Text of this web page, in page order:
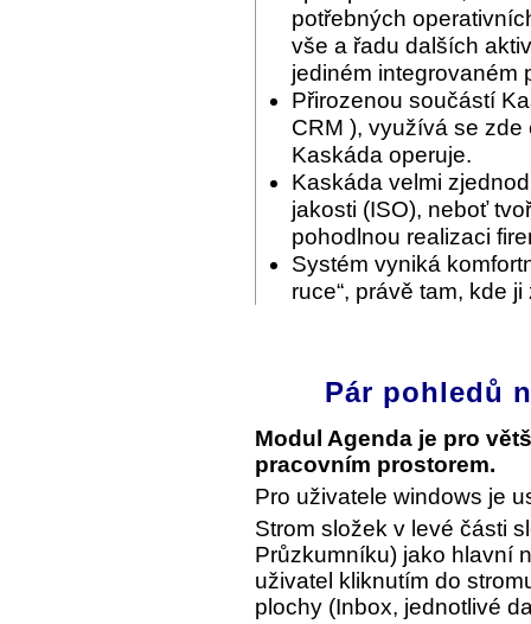
potřebných
vše a řadu dalších
jediném integrovaném
Přirozenou součástí
CRM ), využívá se
Kaskáda operuje.
Kaskáda velmi
jakosti (ISO), neboť
pohodlnou realizaci
Systém vyniká
ruce“, právě tam, kde
Pár pohledů
Modul Agenda je pro
pracovním prostorem.
Pro uživatele windows je
Strom složek v levé části
Průzkumníku) jako hlavní
uživatel kliknutím do
plochy (Inbox, jednotlivé